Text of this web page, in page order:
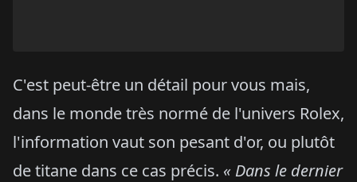
C'est peut-être un détail pour vous mais,
dans le monde très normé de l'univers Rolex,
l'information vaut son pesant d'or, ou plutôt
de titane dans ce cas précis. « Dans le dernier